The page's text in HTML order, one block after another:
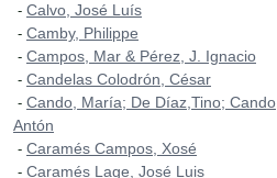
- Calvo, José Luís
- Camby, Philippe
- Campos, Mar & Pérez, J. Ignacio
- Candelas Colodrón, César
- Cando, María; De Díaz,Tino; Cando,
Antón
- Caramés Campos, Xosé
- Caramés Lage, José Luis